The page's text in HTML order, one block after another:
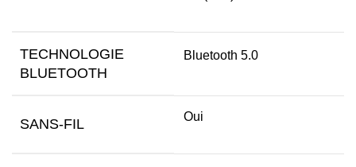
TECHNOLOGIE
BLUETOOTH
Bluetooth 5.0
SANS-FIL Oui